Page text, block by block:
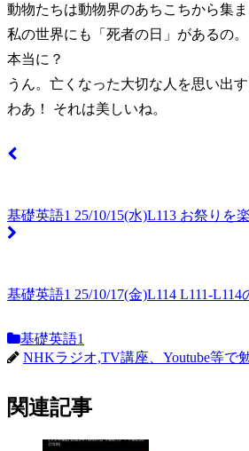
動物たちは動物界のあちこちから集ま
私の世界にも「死者の日」があるの。
本当に？
うん。亡くなった大切な人を思い出す
わあ！ それは美しいね。
基礎英語1 25/10/15(水)L113 お祭りを
基礎英語1 25/10/17(金)L114 L111-L114
基礎英語1
NHKラジオ,TV講座、Youtube等で
関連記事